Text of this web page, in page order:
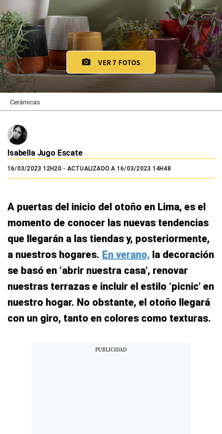
VER 7 FOTOS
Cerámicas
Isabella Jugo Escate
16/03/2023 12H20- ACTUALIZADO A 16/03/2023 14H48
A puertas del inicio del otoño en Lima, es el
momento de conocer las nuevas tendencias
que llegarán a las tiendas y, posteriormente,
a nuestros hogares. En verano, la decoración
se basó en ‘abrir nuestra casa’, renovar
nuestras terrazas e incluir el estilo ‘picnic’ en
nuestro hogar. No obstante, el otoño llegará
con un giro, tanto en colores como texturas.